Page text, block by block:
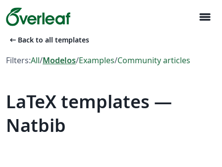
menu
arrow_left_alt Back to all templates
Filters:All/Modelos/Examples/Community articles
LaTeX templates —
Natbib